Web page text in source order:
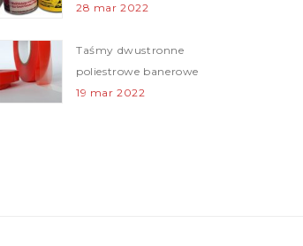
28 mar 2022
Taśmy dwustronne
poliestrowe banerowe
19 mar 2022